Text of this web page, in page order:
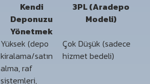
Kendi
Deponuzu
Yönetmek
3PL (Aradepo
Modeli)
Yüksek (depo
kiralama/satın
alma, raf
sistemleri,
Çok Düşük (sadece
hizmet bedeli)